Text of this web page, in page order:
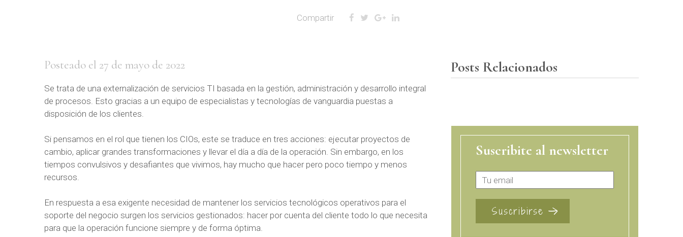
Compartir
Posteado el 27 de mayo de 2022
Se trata de una externalización de servicios TI basada en la gestión, administración y desarrollo integral
de procesos. Esto gracias a un equipo de especialistas y tecnologías de vanguardia puestas a
disposición de los clientes.
Si pensamos en el rol que tienen los CIOs, este se traduce en tres acciones: ejecutar proyectos de
cambio, aplicar grandes transformaciones y llevar el día a día de la operación. Sin embargo, en los
tiempos convulsivos y desafiantes que vivimos, hay mucho que hacer pero poco tiempo y menos
recursos.
En respuesta a esa exigente necesidad de mantener los servicios tecnológicos operativos para el
soporte del negocio surgen los servicios gestionados: hacer por cuenta del cliente todo lo que necesita
para que la operación funcione siempre y de forma óptima.
Posts Relacionados
Suscribite al newsletter